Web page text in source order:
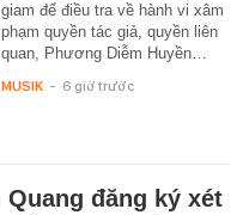
giam để điều tra về hành vi xâm
phạm quyền tác giả, quyền liên
quan, Phương Diễm Huyền…
MUSIK - 6 giờ trước
Quang đăng ký xét